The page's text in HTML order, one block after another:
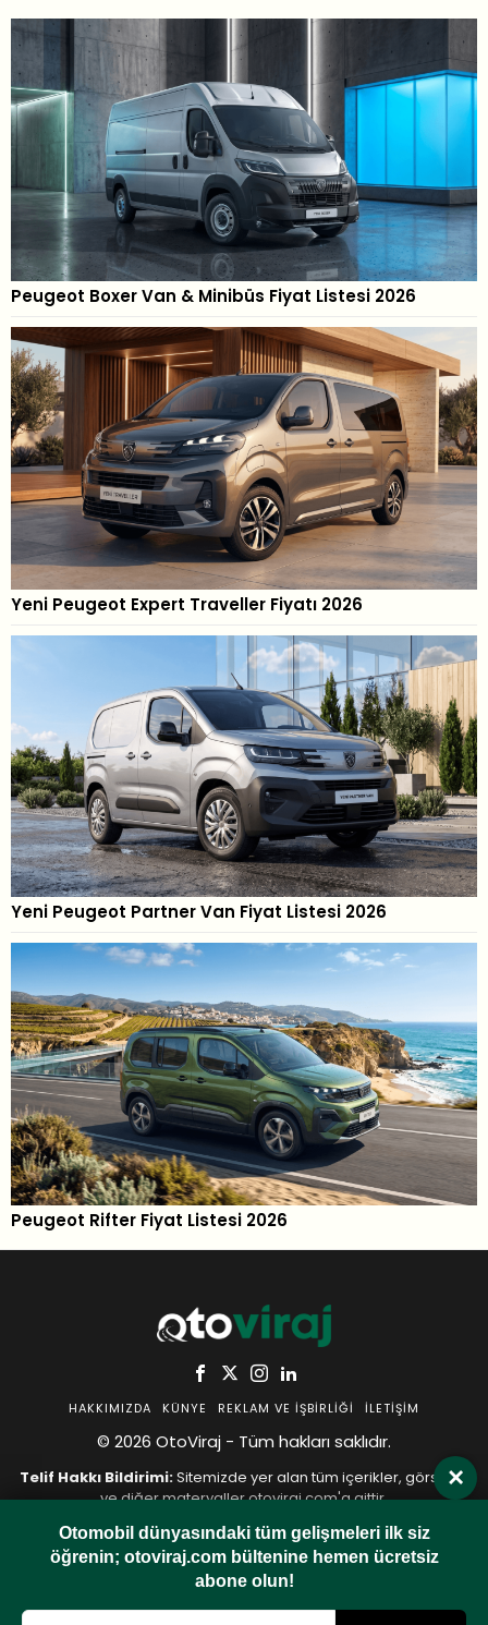
Peugeot Boxer Van & Minibüs Fiyat Listesi 2026
Yeni Peugeot Expert Traveller Fiyatı 2026
Yeni Peugeot Partner Van Fiyat Listesi 2026
Peugeot Rifter Fiyat Listesi 2026
HAKKIMIZDA KÜNYE REKLAM VE İŞBIRLIĞI İLETIŞIM
© 2026 OtoViraj - Tüm hakları saklıdır.
Telif Hakkı Bildirimi:Sitemizde yer alan tüm içerikler, görseller
ve diğer materyaller otoviraj.com'a aittir.
yeniden yayınlanamaz veya başka bir yerde kullanılamaz.
Herhangi bir içerik kullanımında bizimle iletişime geçmeniz
gerekmektedir.
×
Otomobil dünyasındaki tüm gelişmeleri ilk siz
öğrenin; otoviraj.com bültenine hemen ücretsiz
abone olun!